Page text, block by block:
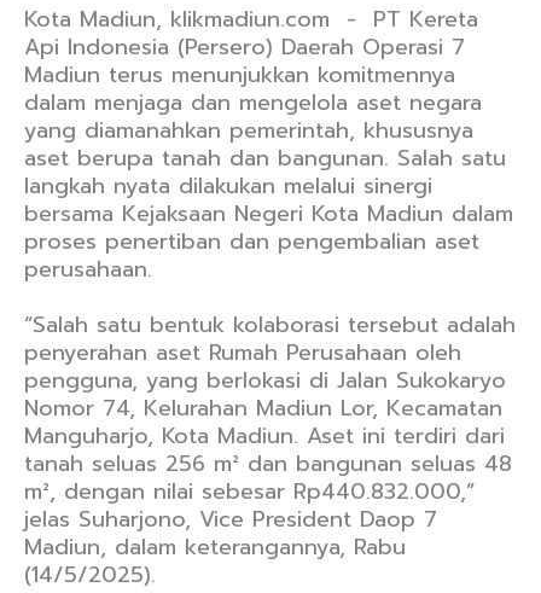
Kota Madiun, klikmadiun.com - PT Kereta
Api Indonesia (Persero) Daerah Operasi 7
Madiun terus menunjukkan komitmennya
dalam menjaga dan mengelola aset negara
yang diamanahkan pemerintah, khususnya
aset berupa tanah dan bangunan. Salah satu
langkah nyata dilakukan melalui sinergi
bersama Kejaksaan Negeri Kota Madiun dalam
proses penertiban dan pengembalian aset
perusahaan.
“Salah satu bentuk kolaborasi tersebut adalah
penyerahan aset Rumah Perusahaan oleh
pengguna, yang berlokasi di Jalan Sukokaryo
Nomor 74, Kelurahan Madiun Lor, Kecamatan
Manguharjo, Kota Madiun. Aset ini terdiri dari
tanah seluas 256 m² dan bangunan seluas 48
m², dengan nilai sebesar Rp440.832.000,”
jelas Suharjono, Vice President Daop 7
Madiun, dalam keterangannya, Rabu
(14/5/2025).